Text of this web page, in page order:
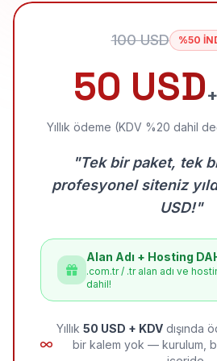
100 USD %50
50 USD
Yıllık ödeme (KDV %20 dahil
"Tek bir paket, tek
profesyonel siteniz
USD!"
Alan Adı + Hosting
.com.tr / .tr alan adı ve
dahil!
Yıllık 50 USD + KDV dışında
bir kalem yok — kurulum,